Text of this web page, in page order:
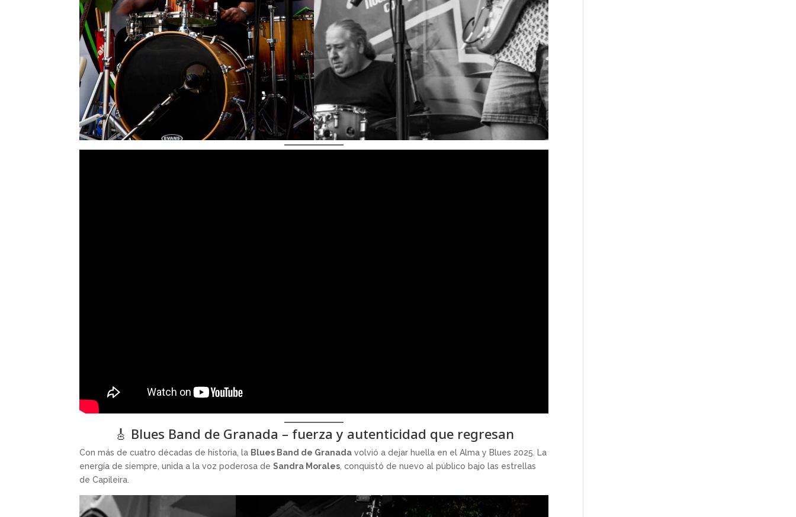
🎸 Blues Band de Granada – fuerza y autenticidad que regresan
Con más de cuatro décadas de historia, la Blues Band de Granada volvió a dejar huella en el Alma y Blues 2025. La
energía de siempre, unida a la voz poderosa deSandra Morales , conquistó de nuevo al público bajo las estrellas
de Capileira.